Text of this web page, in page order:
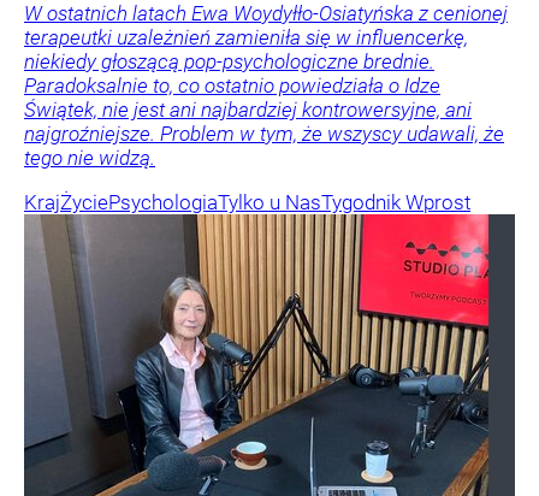
W ostatnich latach Ewa Woydyłło-Osiatyńska z cenionej
terapeutki uzależnień zamieniła się w influencerkę,
niekiedy głoszącą pop-psychologiczne brednie.
Paradoksalnie to, co ostatnio powiedziała o Idze
Świątek, nie jest ani najbardziej kontrowersyjne, ani
najgroźniejsze. Problem w tym, że wszyscy udawali, że
tego nie widzą.
KrajŻyciePsychologiaTylko u NasTygodnik Wprost